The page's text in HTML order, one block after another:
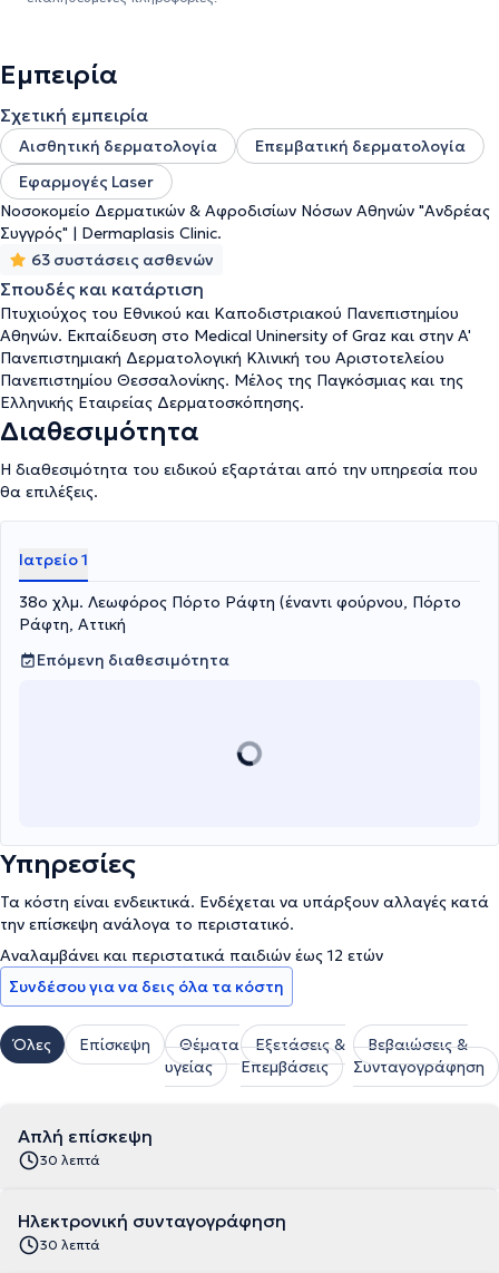
τόσο αισθητικής όσο και κλινικής δερματολογίας. Πιο
θεραπείες ακμής, χαρτογραφήσεις σπίλων και
περιστατικά Παιδοδερματολογίας. Τέλος, έχει παρακολουθήσει
σεμινάρια που πραγματοποιήθηκαν στον Καναδά, τη Σκωτία και
την Αυστρία, ενώ υπήρξε ομιλήτρια και εκπαιδεύτρια σε διαλέξεις
σε επιστημονικά συνέδρια και ημερίδες που οργανώνει το
Νοσοκομείο "Ανδρέας Συγγρός".
Εμπειρία
Σχετική εμπειρία
Αισθητική δερματολογία
Επεμβατική δερματολογία
Εφαρμογές Laser
Νοσοκομείο Δερματικών & Αφροδισίων Νόσων Αθηνών "Ανδρέας
Συγγρός" | Dermaplasis Clinic.
63 συστάσεις ασθενών
Σπουδές και κατάρτιση
Πτυχιούχος του Εθνικού και Καποδιστριακού Πανεπιστημίου
Αθηνών. Εκπαίδευση στο Medical Uninersity of Graz και στην A'
Πανεπιστημιακή Δερματολογική Κλινική του Αριστοτελείου
Πανεπιστημίου Θεσσαλονίκης. Μέλος της Παγκόσμιας και της
Ελληνικής Εταιρείας Δερματοσκόπησης.
Διαθεσιμότητα
Η διαθεσιμότητα του ειδικού εξαρτάται από την υπηρεσία που
θα επιλέξεις.
Ιατρείο 1
38o χλμ. Λεωφόρος Πόρτο Ράφτη (έναντι φούρνου, Πόρτο
Ράφτη, Αττική
Επόμενη διαθεσιμότητα
Υπηρεσίες
Τα κόστη είναι ενδεικτικά. Ενδέχεται να υπάρξουν αλλαγές κατά
την επίσκεψη ανάλογα το περιστατικό.
Αναλαμβάνει και περιστατικά παιδιών έως 12 ετών
Συνδέσου για να δεις όλα τα κόστη
Όλες Επίσκεψη
Θέματα
υγείας
Εξετάσεις &
Επεμβάσεις
Βεβαιώσεις &
Συνταγογράφηση
Απλή επίσκεψη
30 λεπτά
Ηλεκτρονική συνταγογράφηση
30 λεπτά